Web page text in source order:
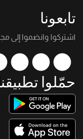
تابعونا
اشتركوا وانضموا إلى
حمّلوا